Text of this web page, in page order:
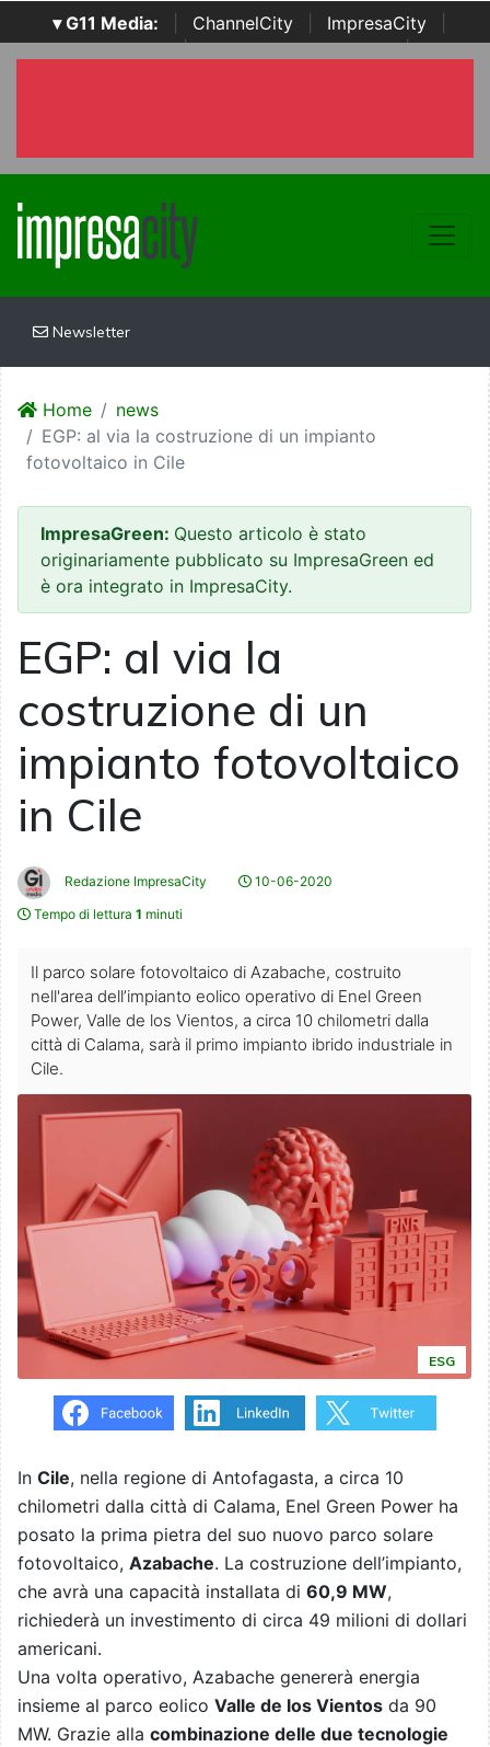
▾ G11 Media: ChannelCity ImpresaCity
SecurityOpenLab | Italian Channel Awards | Italian
Newsletter
Home
news
EGP: al via la costruzione di un impianto
fotovoltaico in Cile
ImpresaGreen: Questo articolo è stato
originariamente pubblicato su ImpresaGreen ed
è ora integrato in ImpresaCity.
EGP: al via la
costruzione di un
impianto fotovoltaico
in Cile
Redazione ImpresaCity
10-06-2020
Tempo di lettura 1 minuti
Il parco solare fotovoltaico di Azabache, costruito
nell'area dell’impianto eolico operativo di Enel Green
Power, Valle de los Vientos, a circa 10 chilometri dalla
città di Calama, sarà il primo impianto ibrido industriale in
Cile.
ESG
In Cile, nella regione di Antofagasta, a circa 10
chilometri dalla città di Calama, Enel Green Power ha
posato la prima pietra del suo nuovo parco solare
fotovoltaico, Azabache. La costruzione dell’impianto,
che avrà una capacità installata di 60,9 MW,
richiederà un investimento di circa 49 milioni di dollari
americani.
Una volta operativo, Azabache genererà energia
insieme al parco eolico Valle de los Vientos da 90
MW. Grazie alla combinazione delle due tecnologie